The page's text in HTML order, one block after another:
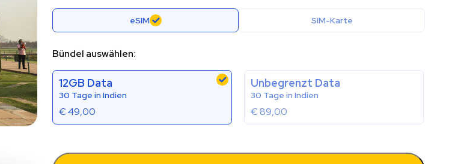
eSIM SIM-Karte
Bündel auswählen:
12GB Data
30 Tage in Indien
€49,00
Unbegrenzt Data
30 Tage in Indien
€89,00